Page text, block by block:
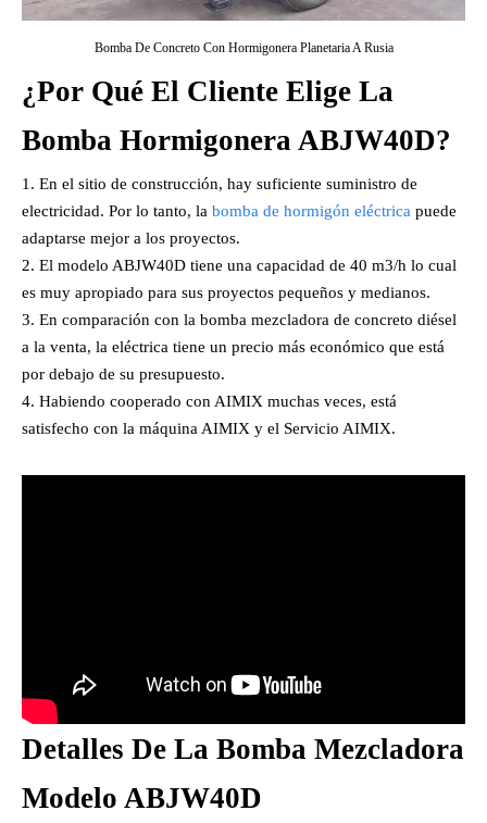
Bomba De Concreto Con Hormigonera Planetaria A Rusia
¿Por Qué El Cliente Elige La
Bomba Hormigonera ABJW40D?
En el sitio de construcción, hay suficiente suministro de
electricidad. Por lo tanto, la bomba de hormigón eléctrica puede
adaptarse mejor a los proyectos.
El modelo ABJW40D tiene una capacidad de 40 m3/h lo cual
es muy apropiado para sus proyectos pequeños y medianos.
En comparación con la bomba mezcladora de concreto diésel
a la venta, la eléctrica tiene un precio más económico que está
por debajo de su presupuesto.
Habiendo cooperado con AIMIX muchas veces, está
satisfecho con la máquina AIMIX y el Servicio AIMIX.
Detalles De La Bomba Mezcladora
Modelo ABJW40D